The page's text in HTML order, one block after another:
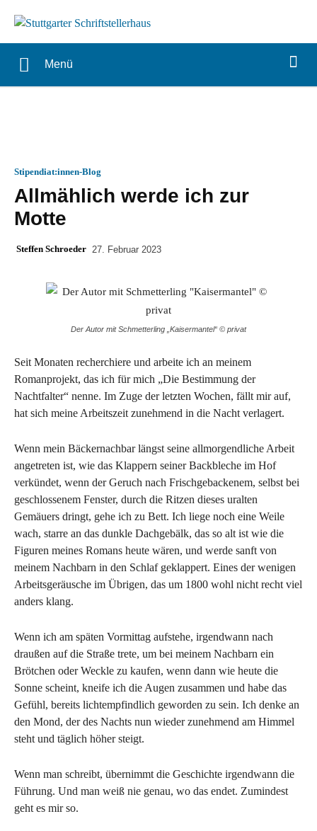
Menü
Stipendiat:innen-Blog
Allmählich werde ich zur
Motte
Steffen Schroeder 27. Februar 2023
Der Autor mit Schmetterling „Kaisermantel“ © privat
Seit Monaten recherchiere und arbeite ich an meinem
Romanprojekt, das ich für mich „Die Bestimmung der
Nachtfalter“ nenne. Im Zuge der letzten Wochen, fällt mir auf,
hat sich meine Arbeitszeit zunehmend in die Nacht verlagert.
Wenn mein Bäckernachbar längst seine allmorgendliche Arbeit
angetreten ist, wie das Klappern seiner Backbleche im Hof
verkündet, wenn der Geruch nach Frischgebackenem, selbst bei
geschlossenem Fenster, durch die Ritzen dieses uralten
Gemäuers dringt, gehe ich zu Bett. Ich liege noch eine Weile
wach, starre an das dunkle Dachgebälk, das so alt ist wie die
Figuren meines Romans heute wären, und werde sanft von
meinem Nachbarn in den Schlaf geklappert. Eines der wenigen
Arbeitsgeräusche im Übrigen, das um 1800 wohl nicht recht viel
anders klang.
Wenn ich am späten Vormittag aufstehe, irgendwann nach
draußen auf die Straße trete, um bei meinem Nachbarn ein
Brötchen oder Weckle zu kaufen, wenn dann wie heute die
Sonne scheint, kneife ich die Augen zusammen und habe das
Gefühl, bereits lichtempfindlich geworden zu sein. Ich denke an
den Mond, der des Nachts nun wieder zunehmend am Himmel
steht und täglich höher steigt.
Wenn man schreibt, übernimmt die Geschichte irgendwann die
Führung. Und man weiß nie genau, wo das endet. Zumindest
geht es mir so.